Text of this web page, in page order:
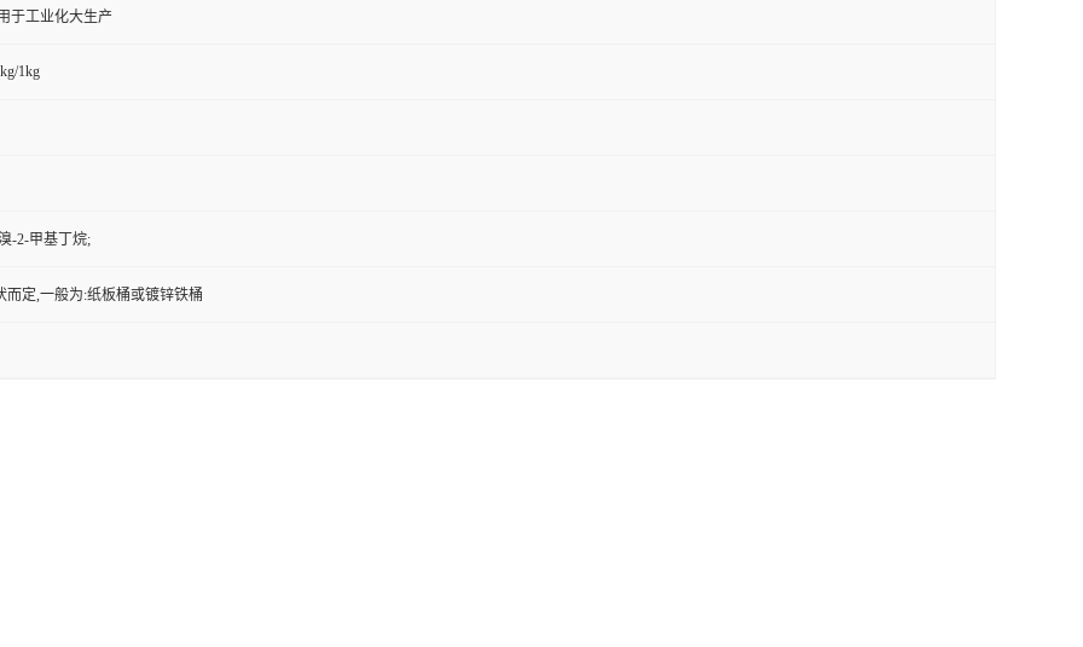
于工业化大生产
1kg
-2-甲基丁烷;
而定,一般为:纸板桶或镀锌铁桶